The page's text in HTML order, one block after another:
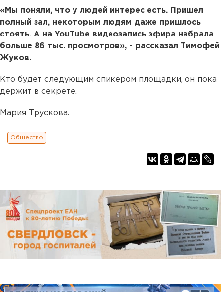
«Мы поняли, что у людей интерес есть. Пришел
полный зал, некоторым людям даже пришлось
стоять. А на YouTube видеозапись эфира набрала
больше 86 тыс. просмотров», - рассказал Тимофей
Жуков.
Кто будет следующим спикером площадки, он пока
держит в секрете.
Мария Трускова.
Общество